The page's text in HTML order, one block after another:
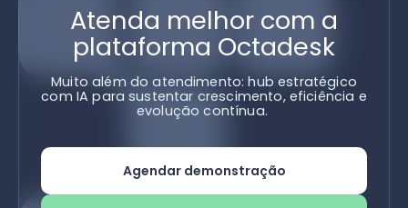
Atenda melhor com a
plataforma Octadesk
Muito além do atendimento: hub estratégico
com IA para sustentar crescimento, eficiência e
evolução contínua.
Agendar demonstração